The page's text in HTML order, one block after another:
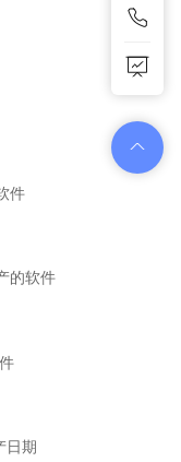
件
的软件
日期